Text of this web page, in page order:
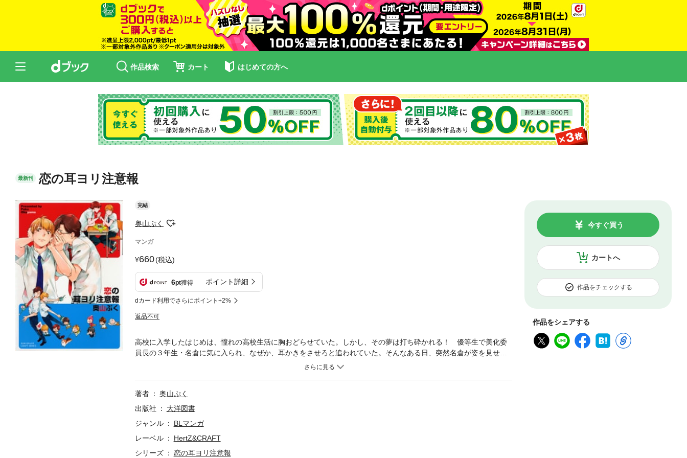
作品検索 カート はじめての方へ
最新刊 恋の耳ヨリ注意報
完結
奥山ぷく
マンガ
660(税込)
6pt獲得 ポイント詳細
dカード利用でさらにポイント+2%
返品不可
カートへ
今すぐ買う
作品をチェックする
作品をシェアする
高校に入学したはじめは、憧れの高校生活に胸おどらせていた。しかし、その夢は打ち砕かれる！ 優等生で美化委
員長の３年生・名倉に気に入られ、なぜか、耳かきをさせろと追われていた。そんなある日、突然名倉が姿を見せな
くなる。はじめはショックを受ける自分に戸惑いつつも、決着をつけようと名倉に会いに行くのだが！？ この勝
著者
奥山ぷく
出版社
大洋図書
ジャンル
BLマンガ
レーベル
HertZ&CRAFT
シリーズ
恋の耳ヨリ注意報